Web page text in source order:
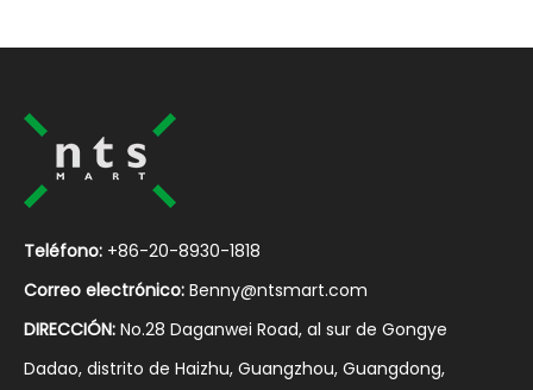
Teléfono: +86-20-8930-1818
Correo electrónico: Benny@ntsmart.com
DIRECCIÓN: No.28 Daganwei Road, al sur de Gongye
Dadao, distrito de Haizhu, Guangzhou, Guangdong,